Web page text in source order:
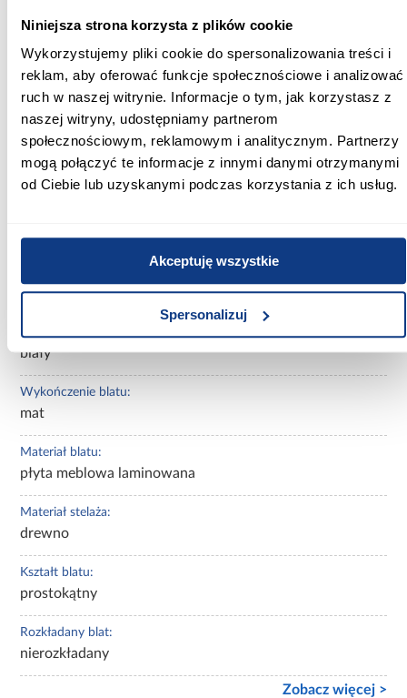
Niniejsza strona korzysta z plików cookie
Wykorzystujemy pliki cookie do spersonalizowania treści i
reklam, aby oferować funkcje społecznościowe i analizować
ruch w naszej witrynie. Informacje o tym, jak korzystasz z
naszej witryny, udostępniamy partnerom
społecznościowym, reklamowym i analitycznym. Partnerzy
mogą połączyć te informacje z innymi danymi otrzymanymi
od Ciebie lub uzyskanymi podczas korzystania z ich usług.
Akceptuję wszystkie
Spersonalizuj
Informacje Informacje o produkcie
Szerokość [cm]:
Wysokość [cm]:
55.00
50.00
biały
Wykończenie blatu:
mat
Materiał blatu:
płyta meblowa laminowana
Materiał stelaża:
drewno
Kształt blatu:
prostokątny
Rozkładany blat:
nierozkładany
Zobacz więcej >